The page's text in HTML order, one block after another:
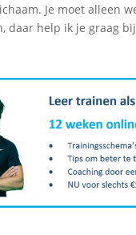
Je moet alleen
daar help ik je graag